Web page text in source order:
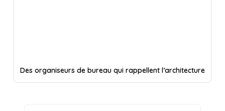
Des organiseurs de bureau qui rappellent l’architecture